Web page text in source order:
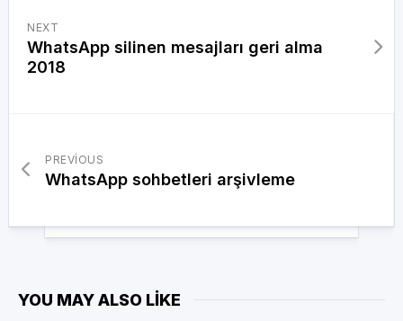
NEXT
WhatsApp silinen mesajları geri alma
2018
PREVIOUS
WhatsApp sohbetleri arşivleme
YOU MAY ALSO LIKE